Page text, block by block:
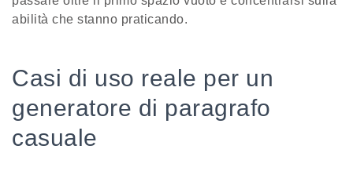
abilità che stanno praticando.
Casi di uso reale per un
generatore di paragrafo
casuale